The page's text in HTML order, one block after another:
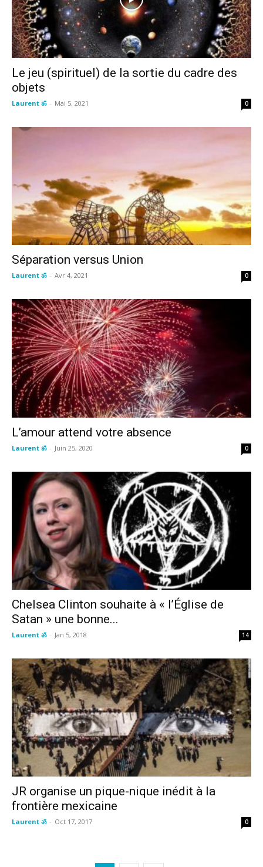
Le jeu (spirituel) de la sortie du cadre des
objets
Laurent ॐ - Mai 5, 2021 0
Séparation versus Union
Laurent ॐ - Avr 4, 2021 0
L’amour attend votre absence
Laurent ॐ - Juin 25, 2020 0
Chelsea Clinton souhaite à « l’Église de
Satan » une bonne...
Laurent ॐ - Jan 5, 2018 14
JR organise un pique-nique inédit à la
frontière mexicaine
Laurent ॐ - Oct 17, 2017 0